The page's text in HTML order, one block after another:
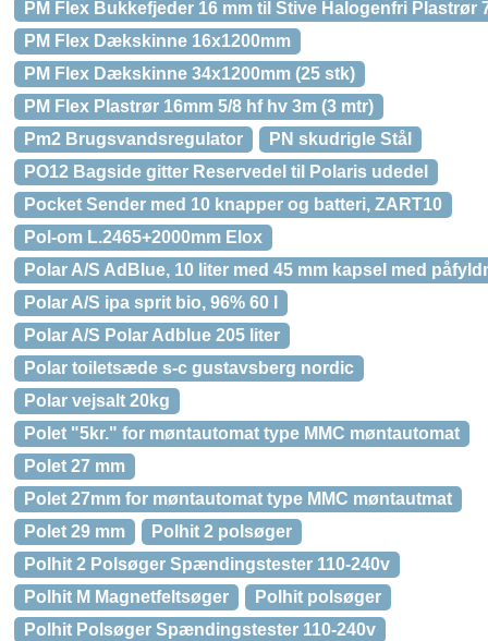
PM Flex Bukkefjeder 16 mm til Stive Halogenfri Plastrør
PM Flex Dækskinne 16x1200mm
PM Flex Dækskinne 34x1200mm (25 stk)
PM Flex Plastrør 16mm 5/8 hf hv 3m (3 mtr)
Pm2 Brugsvandsregulator
PN skudrigle Stål
PO12 Bagside gitter Reservedel til Polaris udedel
Pocket Sender med 10 knapper og batteri, ZART10
Pol-om L.2465+2000mm Elox
Polar A/S AdBlue, 10 liter med 45 mm kapsel med
Polar A/S ipa sprit bio, 96% 60 l
Polar A/S Polar Adblue 205 liter
Polar toiletsæde s-c gustavsberg nordic
Polar vejsalt 20kg
Polet "5kr." for møntautomat type MMC møntautomat
Polet 27 mm
Polet 27mm for møntautomat type MMC møntautmat
Polet 29 mm
Polhit 2 polsøger
Polhit 2 Polsøger Spændingstester 110-240v
Polhit M Magnetfeltsøger
Polhit polsøger
Polhit Polsøger Spændingstester 110-240v